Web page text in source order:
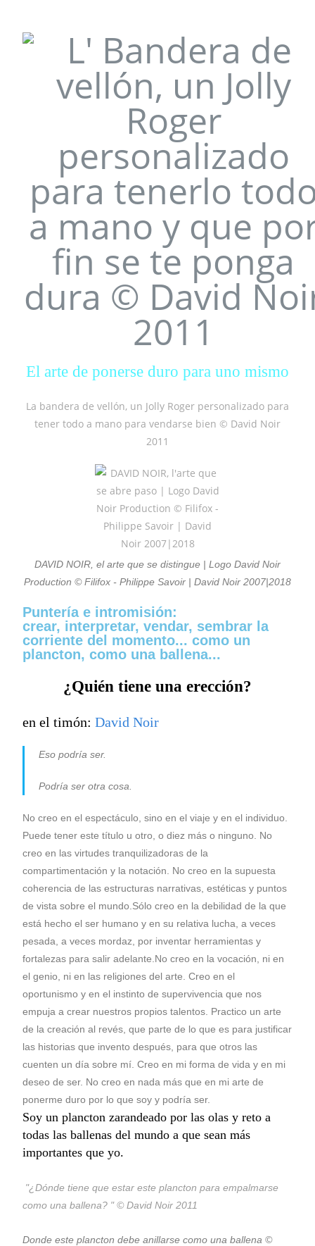
El arte de ponerse duro para uno mismo
La bandera de vellón, un Jolly Roger personalizado para
tener todo a mano para vendarse bien © David Noir
2011
DAVID NOIR, el arte que se distingue | Logo David Noir
Production © Filifox - Philippe Savoir | David Noir 2007|2018
Puntería e intromisión:
crear, interpretar, vendar, sembrar la
corriente del momento... como un
plancton, como una ballena...
¿Quién tiene una erección?
en el timón: David Noir
Eso podría ser.
Podría ser otra cosa.
No creo en el espectáculo, sino en el viaje y en el individuo.
Puede tener este título u otro, o diez más o ninguno. No
creo en las virtudes tranquilizadoras de la
compartimentación y la notación. No creo en la supuesta
coherencia de las estructuras narrativas, estéticas y puntos
de vista sobre el mundo.Sólo creo en la debilidad de la que
está hecho el ser humano y en su relativa lucha, a veces
pesada, a veces mordaz, por inventar herramientas y
fortalezas para salir adelante.No creo en la vocación, ni en
el genio, ni en las religiones del arte. Creo en el
oportunismo y en el instinto de supervivencia que nos
empuja a crear nuestros propios talentos. Practico un arte
de la creación al revés, que parte de lo que es para justificar
las historias que invento después, para que otros las
cuenten un día sobre mí. Creo en mi forma de vida y en mi
deseo de ser. No creo en nada más que en mi arte de
ponerme duro por lo que soy y podría ser.
Soy un plancton zarandeado por las olas y reto a
todas las ballenas del mundo a que sean más
importantes que yo.
"¿Dónde tiene que estar este plancton para empalmarse
como una ballena? " © David Noir 2011
Donde este plancton debe anillarse como una ballena ©